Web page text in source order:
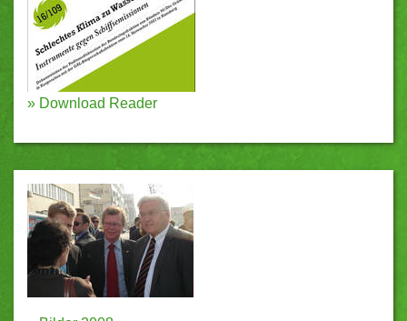
» Download Reader